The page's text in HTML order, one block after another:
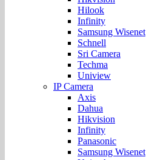
Hilook
Infinity
Samsung Wisenet
Schnell
Sri Camera
Techma
Uniview
IP Camera
Axis
Dahua
Hikvision
Infinity
Panasonic
Samsung Wisenet